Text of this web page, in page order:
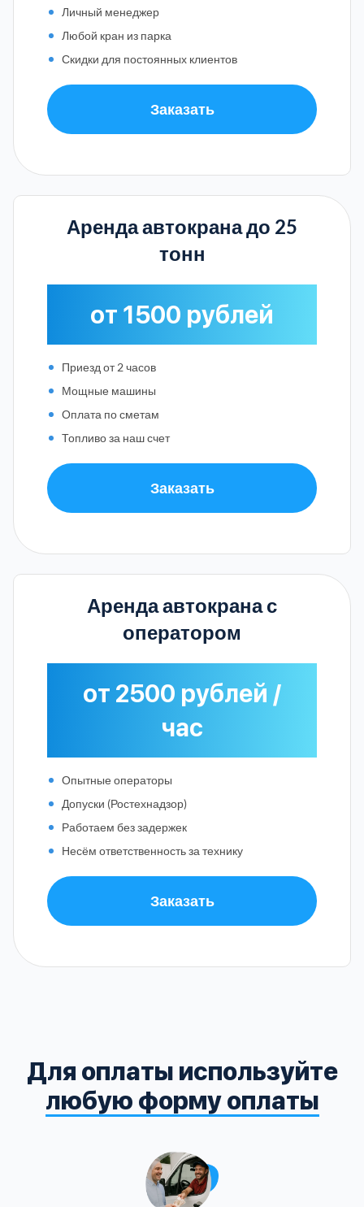
Личный менеджер
Любой кран из парка
Скидки для постоянных клиентов
Заказать
Аренда автокрана до 25
тонн
от 1500 рублей
Приезд от 2 часов
Мощные машины
Оплата по сметам
Топливо за наш счет
Заказать
Аренда автокрана с
оператором
от 2500 рублей /
час
Опытные операторы
Допуски (Ростехнадзор)
Работаем без задержек
Несём ответственность за технику
Заказать
Для оплаты используйте
любую форму оплаты